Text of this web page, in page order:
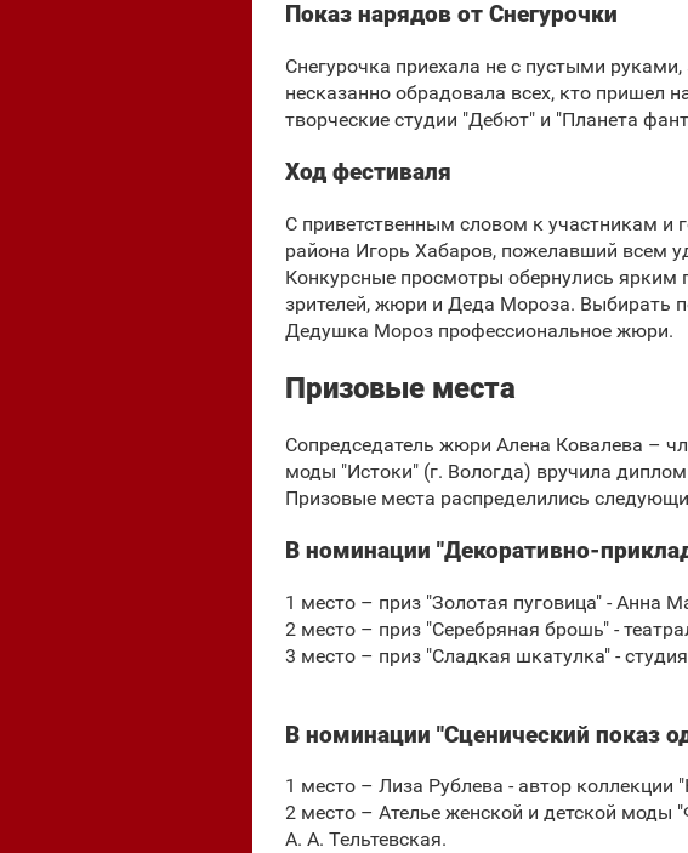
Показ нарядов от Снегурочки
Снегурочка приехала не с пустыми
несказанно обрадовала всех, кто пришел
творческие студии "Дебют" и "Планета
Ход фестиваля
С приветственным словом к участникам и
района Игорь Хабаров, пожелавший всем
Конкурсные просмотры обернулись ярким
зрителей, жюри и Деда Мороза. Выбирать
Дедушка Мороз профессиональное жюри.
Призовые места
Сопредседатель жюри Алена Ковалева –
моды "Истоки" (г. Вологда) вручила
Призовые места распределились
В номинации "Декоративно-
1 место – приз "Золотая пуговица" - Анна
2 место – приз "Серебряная брошь" -
3 место – приз "Сладкая шкатулка" -
В номинации "Сценический показ
1 место – Лиза Рублева - автор
2 место – Ателье женской и детской моды
А. А. Тельтевская.